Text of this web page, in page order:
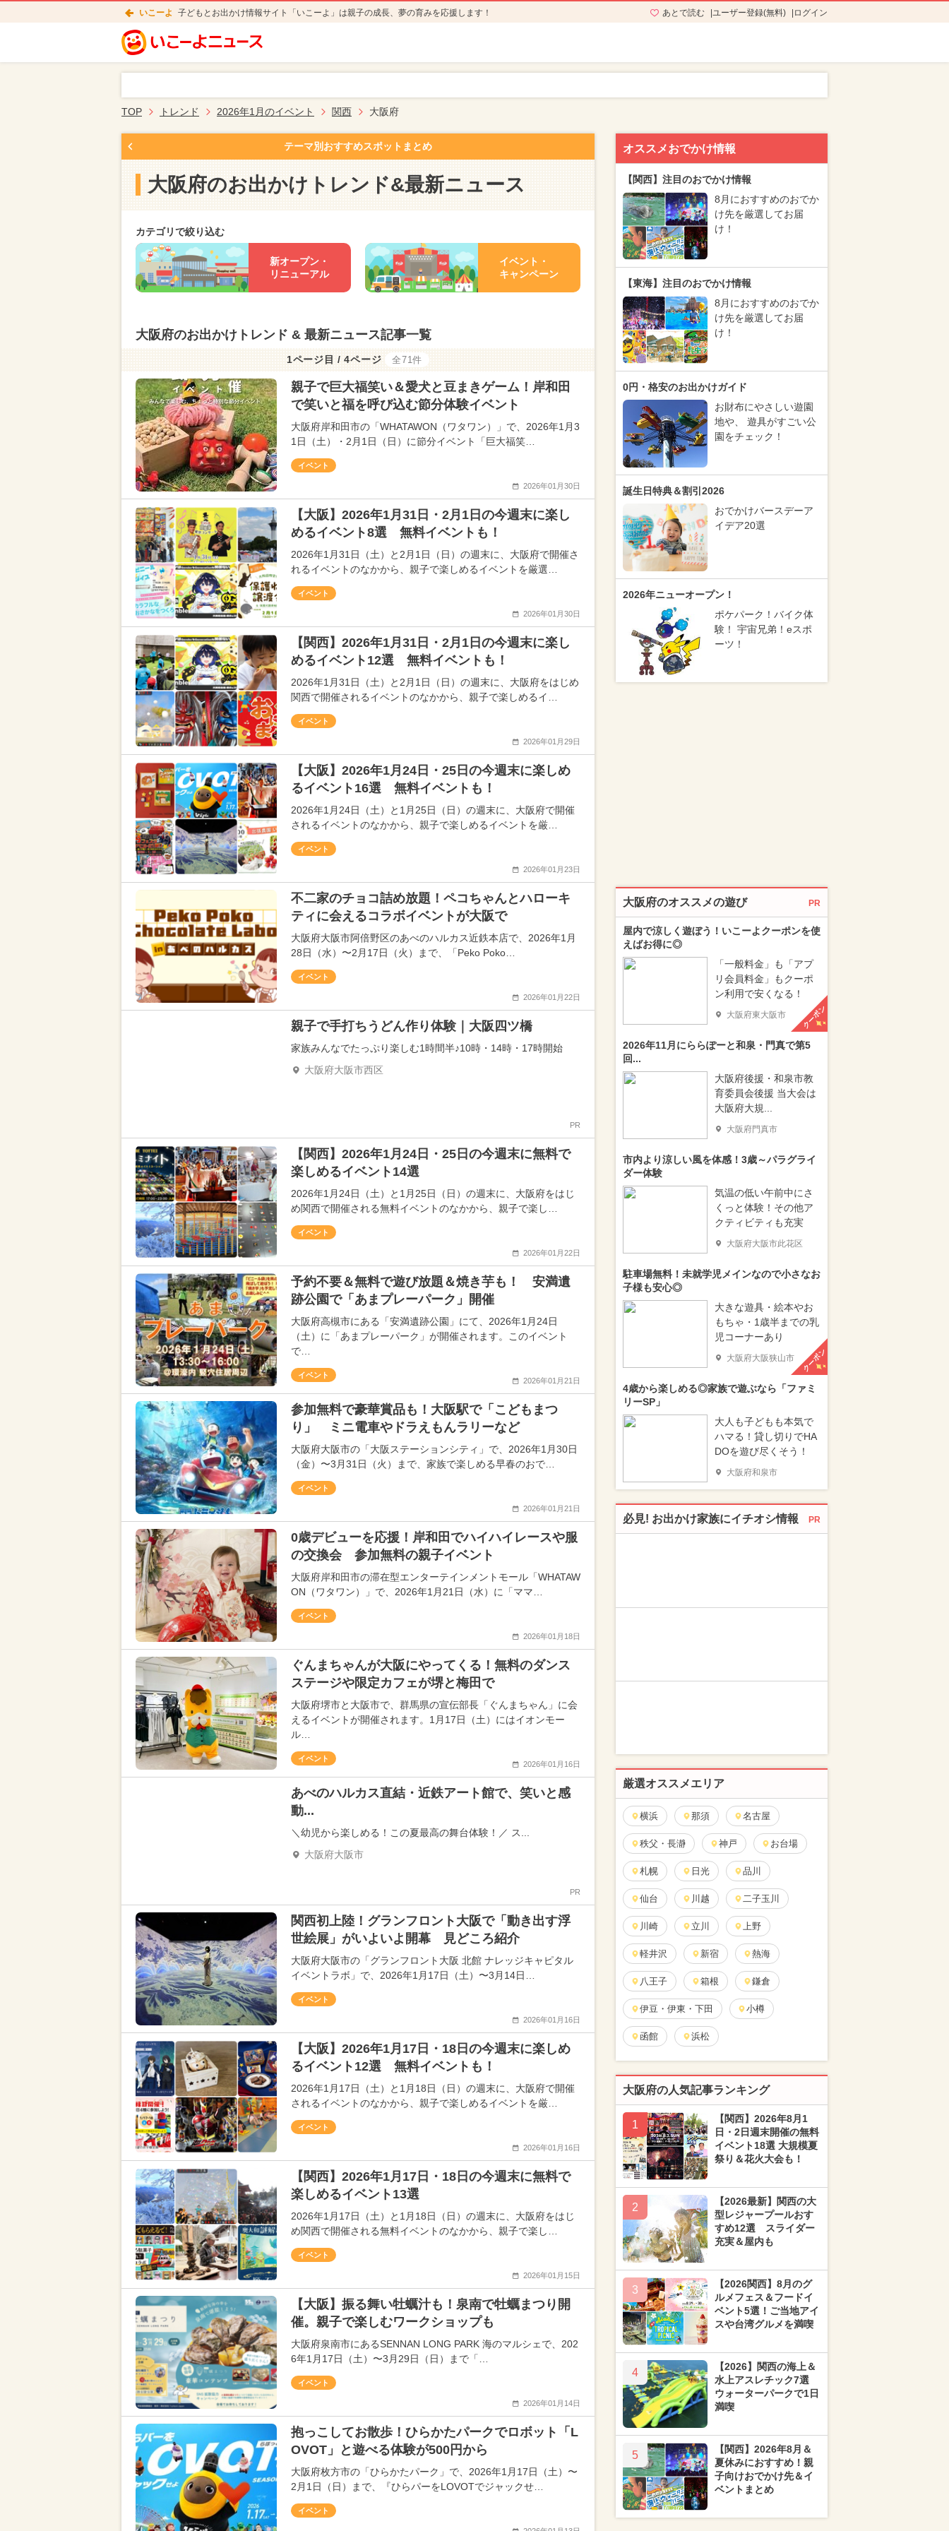
いこーよ 子どもとお出かけ情報サイト「いこーよ」は親子の成長、夢の育みを応援します！ あとで読む ユーザー登録(無料) ログイン
TOP トレンド 2026年1月のイベント 関西 大阪府
テーマ別おすすめスポットまとめ
大阪府のお出かけトレンド&最新ニュース
カテゴリで絞り込む
新オープン・
リニューアル
イベント・
キャンペーン
大阪府のお出かけトレンド & 最新ニュース記事一覧
1ページ目 / 4ページ 全71件
親子で巨大福笑い＆愛犬と豆まきゲーム！岸和田
で笑いと福を呼び込む節分体験イベント
大阪府岸和田市の「WHATAWON（ワタワン）」で、2026年1月3
1日（土）・2月1日（日）に節分イベント「巨大福笑…
イベント
2026年01月30日
【大阪】2026年1月31日・2月1日の今週末に楽し
めるイベント8選 無料イベントも！
2026年1月31日（土）と2月1日（日）の週末に、大阪府で開催さ
れるイベントのなかから、親子で楽しめるイベントを厳選…
イベント
2026年01月30日
【関西】2026年1月31日・2月1日の今週末に楽し
めるイベント12選 無料イベントも！
2026年1月31日（土）と2月1日（日）の週末に、大阪府をはじめ
関西で開催されるイベントのなかから、親子で楽しめるイ…
イベント
2026年01月29日
【大阪】2026年1月24日・25日の今週末に楽しめ
るイベント16選 無料イベントも！
2026年1月24日（土）と1月25日（日）の週末に、大阪府で開催
されるイベントのなかから、親子で楽しめるイベントを厳…
イベント
2026年01月23日
不二家のチョコ詰め放題！ペコちゃんとハローキ
ティに会えるコラボイベントが大阪で
大阪府大阪市阿倍野区のあべのハルカス近鉄本店で、2026年1月
28日（水）〜2月17日（火）まで、「Peko Poko…
イベント
2026年01月22日
親子で手打ちうどん作り体験｜大阪四ツ橋
家族みんなでたっぷり楽しむ1時間半♪10時・14時・17時開始
大阪府大阪市西区
PR
【関西】2026年1月24日・25日の今週末に無料で
楽しめるイベント14選
2026年1月24日（土）と1月25日（日）の週末に、大阪府をはじ
め関西で開催される無料イベントのなかから、親子で楽し…
イベント
2026年01月22日
予約不要＆無料で遊び放題＆焼き芋も！ 安満遺
跡公園で「あまプレーパーク」開催
大阪府高槻市にある「安満遺跡公園」にて、2026年1月24日
（土）に「あまプレーパーク」が開催されます。このイベント
で…
イベント
2026年01月21日
参加無料で豪華賞品も！大阪駅で「こどもまつ
り」 ミニ電車やドラえもんラリーなど
大阪府大阪市の「大阪ステーションシティ」で、2026年1月30日
（金）〜3月31日（火）まで、家族で楽しめる早春のおで…
イベント
2026年01月21日
0歳デビューを応援！岸和田でハイハイレースや服
の交換会 参加無料の親子イベント
大阪府岸和田市の滞在型エンターテインメントモール「WHATAW
ON（ワタワン）」で、2026年1月21日（水）に「ママ…
イベント
2026年01月18日
ぐんまちゃんが大阪にやってくる！無料のダンス
ステージや限定カフェが堺と梅田で
大阪府堺市と大阪市で、群馬県の宣伝部長「ぐんまちゃん」に会
えるイベントが開催されます。1月17日（土）にはイオンモー
ル…
イベント
2026年01月16日
あべのハルカス直結・近鉄アート館で、笑いと感
動...
＼幼児から楽しめる！この夏最高の舞台体験！／ ス...
大阪府大阪市
PR
関西初上陸！グランフロント大阪で「動き出す浮
世絵展」がいよいよ開幕 見どころ紹介
大阪府大阪市の「グランフロント大阪 北館 ナレッジキャピタル
イベントラボ」で、2026年1月17日（土）〜3月14日…
イベント
2026年01月16日
【大阪】2026年1月17日・18日の今週末に楽しめ
るイベント12選 無料イベントも！
2026年1月17日（土）と1月18日（日）の週末に、大阪府で開催
されるイベントのなかから、親子で楽しめるイベントを厳…
イベント
2026年01月16日
【関西】2026年1月17日・18日の今週末に無料で
楽しめるイベント13選
2026年1月17日（土）と1月18日（日）の週末に、大阪府をはじ
め関西で開催される無料イベントのなかから、親子で楽し…
イベント
2026年01月15日
【大阪】振る舞い牡蠣汁も！泉南で牡蠣まつり開
催。親子で楽しむワークショップも
大阪府泉南市にあるSENNAN LONG PARK 海のマルシェで、202
6年1月17日（土）〜3月29日（日）まで「…
イベント
2026年01月14日
抱っこしてお散歩！ひらかたパークでロボット「L
OVOT」と遊べる体験が500円から
大阪府枚方市の「ひらかたパーク」で、2026年1月17日（土）〜
2月1日（日）まで、『ひらパーをLOVOTでジャックせ…
イベント
オススメおでかけ情報
【関西】注目のおでかけ情報
8月におすすめのおでか
け先を厳選してお届
け！
【東海】注目のおでかけ情報
8月におすすめのおでか
け先を厳選してお届
け！
0円・格安のお出かけガイド
お財布にやさしい遊園
地や、 遊具がすごい公
園をチェック！
誕生日特典＆割引2026
おでかけバースデーア
イデア20選
2026年ニューオープン！
ポケパーク！バイク体
験！ 宇宙兄弟！eスポ
ーツ！
大阪府のオススメの遊び PR
屋内で涼しく遊ぼう！いこーよクーポンを使
えばお得に◎
「一般料金」も「アプ
リ会員料金」もクーポ
ン利用で安くなる！
大阪府東大阪市 クーポン
2026年11月にららぽーと和泉・門真で第5
回...
大阪府後援・和泉市教
育委員会後援 当大会は
大阪府大規...
大阪府門真市
市内より涼しい風を体感！3歳～パラグライ
ダー体験
気温の低い午前中にさ
くっと体験！その他ア
クティビティも充実
大阪府大阪市此花区
駐車場無料！未就学児メインなので小さなお
子様も安心◎
大きな遊具・絵本やお
もちゃ・1歳半までの乳
児コーナーあり
大阪府大阪狭山市 クーポン
4歳から楽しめる◎家族で遊ぶなら「ファミ
リーSP」
大人も子どもも本気で
ハマる！貸し切りでHA
DOを遊び尽くそう！
大阪府和泉市
必見! お出かけ家族にイチオシ情報 PR
厳選オススメエリア
横浜 那須 名古屋
秩父・長瀞 神戸 お台場
札幌 日光 品川
仙台 川越 二子玉川
川崎 立川 上野
軽井沢 新宿 熱海
八王子 箱根 鎌倉
伊豆・伊東・下田 小樽
函館 浜松
大阪府の人気記事ランキング
1
【関西】2026年8月1
日・2日週末開催の無料
イベント18選 大規模夏
祭り＆花火大会も！
2
【2026最新】関西の大
型レジャープールおす
すめ12選 スライダー
充実＆屋内も
3
【2026関西】8月のグ
ルメフェス＆フードイ
ベント5選！ご当地アイ
スや台湾グルメを満喫
4
【2026】関西の海上＆
水上アスレチック7選
ウォーターパークで1日
満喫
5
【関西】2026年8月＆
夏休みにおすすめ！親
子向けおでかけ先＆イ
ベントまとめ